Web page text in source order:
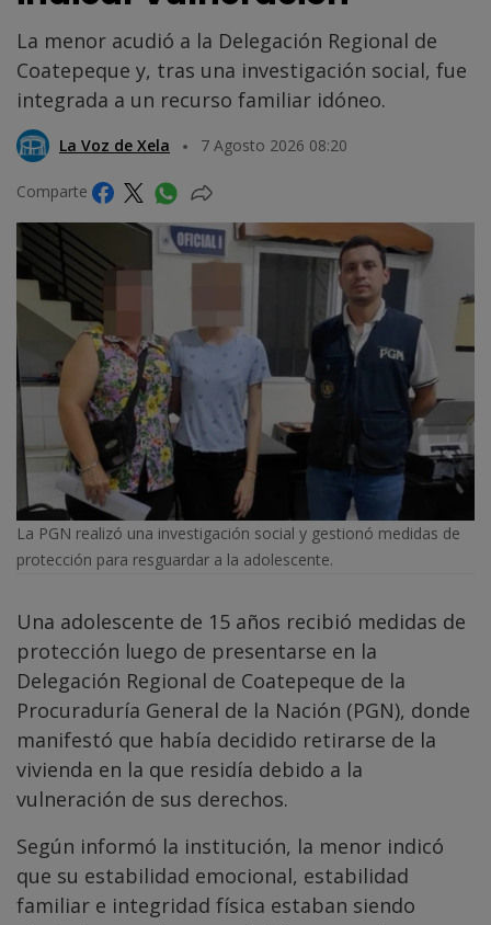
La menor acudió a la Delegación Regional de
Coatepeque y, tras una investigación social, fue
integrada a un recurso familiar idóneo.
La Voz de Xela 7 Agosto 2026 08:20
Comparte
La PGN realizó una investigación social y gestionó medidas de
protección para resguardar a la adolescente.
Una adolescente de 15 años recibió medidas de
protección luego de presentarse en la
Delegación Regional de Coatepeque de la
Procuraduría General de la Nación (PGN), donde
manifestó que había decidido retirarse de la
vivienda en la que residía debido a la
vulneración de sus derechos.
Según informó la institución, la menor indicó
que su estabilidad emocional, estabilidad
familiar e integridad física estaban siendo